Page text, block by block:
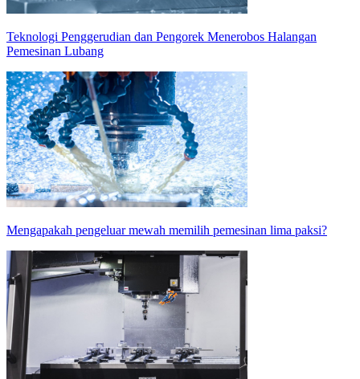
Teknologi Penggerudian dan Pengorek Menerobos Halangan
Pemesinan Lubang
Mengapakah pengeluar mewah memilih pemesinan lima paksi?